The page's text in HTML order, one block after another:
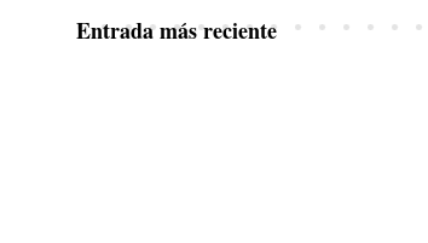
Entrada más reciente